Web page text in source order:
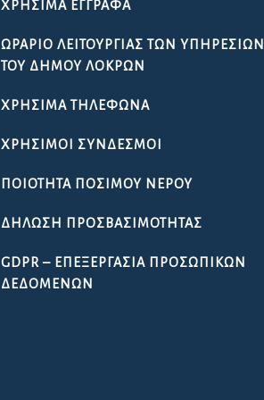
ΧΡΉΣΙΜΑ ΈΓΓΡΑΦΑ
ΩΡΆΡΙΟ ΛΕΙΤΟΥΡΓΊΑΣ ΤΩΝ ΥΠΗΡΕΣΙΏΝ
ΤΟΥ ΔΉΜΟΥ ΛΟΚΡΏΝ
ΧΡΉΣΙΜΑ ΤΗΛΈΦΩΝΑ
ΧΡΉΣΙΜΟΙ ΣΎΝΔΕΣΜΟΙ
ΠΟΙΌΤΗΤΑ ΠΌΣΙΜΟΥ ΝΕΡΟΎ
ΔΉΛΩΣΗ ΠΡΟΣΒΑΣΙΜΌΤΗΤΑΣ
GDPR – ΕΠΕΞΕΡΓΑΣΙΑ ΠΡΟΣΩΠΙΚΩΝ
ΔΕΔΟΜΕΝΩΝ